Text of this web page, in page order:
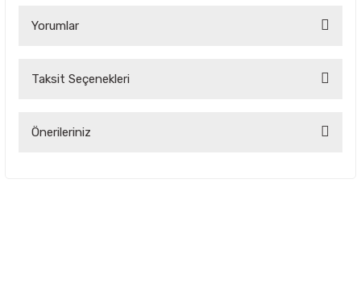
Yorumlar
Bu ürüne ilk yorumu siz yapın!
Taksit Seçenekleri
Önerileriniz